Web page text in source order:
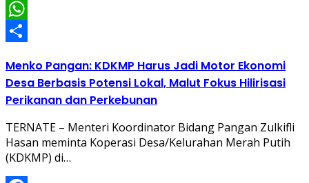
Twitter
WhatsApp
Menko Pangan: KDKMP Harus Jadi Motor Ekonomi
Desa Berbasis Potensi Lokal, Malut Fokus Hilirisasi
Perikanan dan Perkebunan
TERNATE – Menteri Koordinator Bidang Pangan Zulkifli
Hasan meminta Koperasi Desa/Kelurahan Merah Putih
(KDKMP) di…